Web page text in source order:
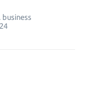
business